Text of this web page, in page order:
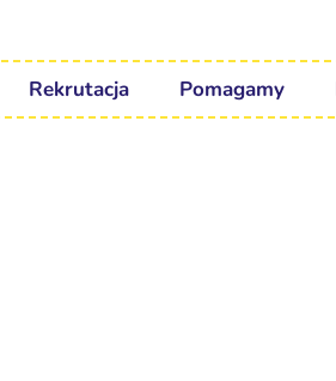
Rekrutacja Pomagamy